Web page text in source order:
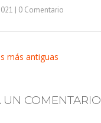
| 0 Comentario
más antiguas
UN COMENTARIO